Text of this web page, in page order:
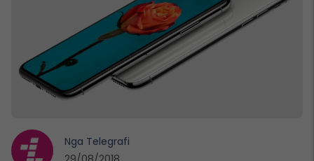
Nga Telegrafi